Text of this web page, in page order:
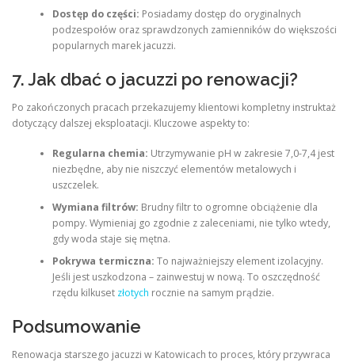
Dostęp do części: Posiadamy dostęp do oryginalnych
podzespołów oraz sprawdzonych zamienników do większości
popularnych marek jacuzzi.
7. Jak dbać o jacuzzi po renowacji?
Po zakończonych pracach przekazujemy klientowi kompletny instruktaż
dotyczący dalszej eksploatacji. Kluczowe aspekty to:
Regularna chemia: Utrzymywanie pH w zakresie 7,0-7,4 jest
niezbędne, aby nie niszczyć elementów metalowych i
uszczelek.
Wymiana filtrów: Brudny filtr to ogromne obciążenie dla
pompy. Wymieniaj go zgodnie z zaleceniami, nie tylko wtedy,
gdy woda staje się mętna.
Pokrywa termiczna: To najważniejszy element izolacyjny.
Jeśli jest uszkodzona – zainwestuj w nową. To oszczędność
rzędu kilkuset złotych rocznie na samym prądzie.
Podsumowanie
Renowacja starszego jacuzzi w Katowicach to proces, który przywraca